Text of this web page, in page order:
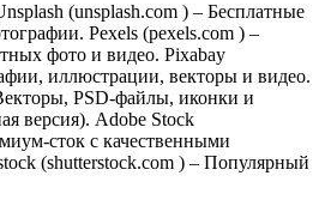
(unsplash.com ) – Бесплатные
Pexels (pexels.com ) –
фото и видео. Pixabay
иллюстрации, векторы и видео.
PSD-файлы, иконки и
версия). Adobe Stock
сток с качественными
(shutterstock.com ) – Популярный